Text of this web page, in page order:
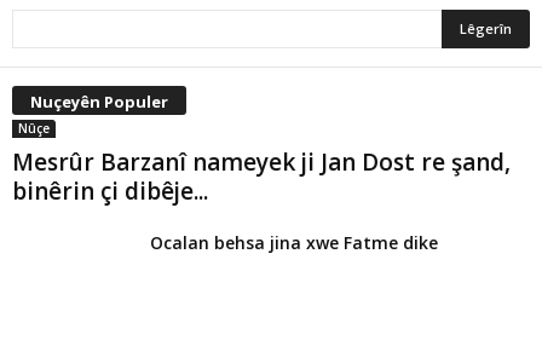
Nuçeyên Populer
Nûçe
Mesrûr Barzanî nameyek ji Jan Dost re şand,
binêrin çi dibêje...
Ocalan behsa jina xwe Fatme dike